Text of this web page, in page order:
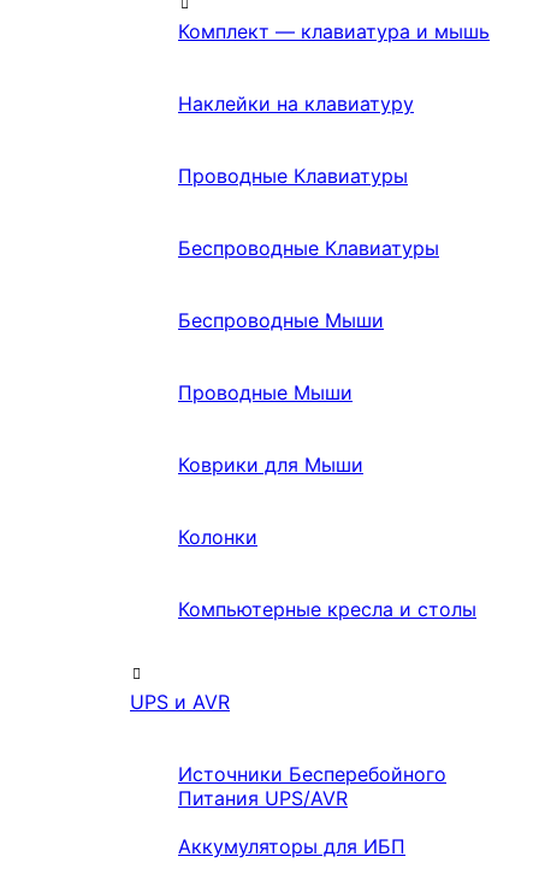
Комплект — клавиатура и мышь
Наклейки на клавиатуру
Проводные Клавиатуры
Беспроводные Клавиатуры
Беспроводные Мыши
Проводные Мыши
Коврики для Мыши
Колонки
Компьютерные кресла и столы
UPS и AVR
Источники Бесперебойного
Питания UPS/AVR
Аккумуляторы для ИБП